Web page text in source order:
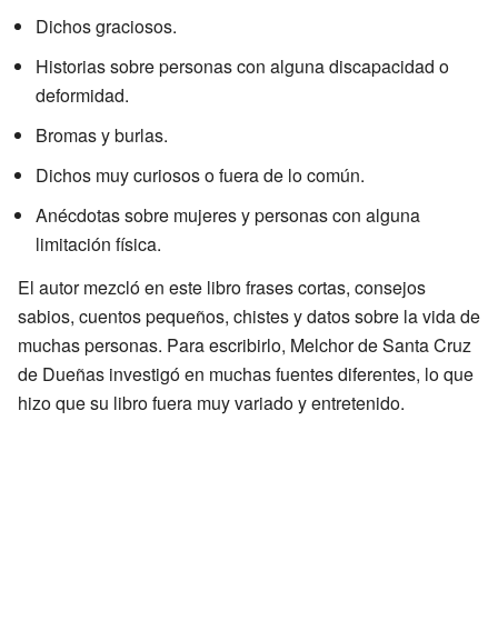
Dichos graciosos.
Historias sobre personas con alguna discapacidad o
deformidad.
Bromas y burlas.
Dichos muy curiosos o fuera de lo común.
Anécdotas sobre mujeres y personas con alguna
limitación física.
El autor mezcló en este libro frases cortas, consejos
sabios, cuentos pequeños, chistes y datos sobre la vida de
muchas personas. Para escribirlo, Melchor de Santa Cruz
de Dueñas investigó en muchas fuentes diferentes, lo que
hizo que su libro fuera muy variado y entretenido.